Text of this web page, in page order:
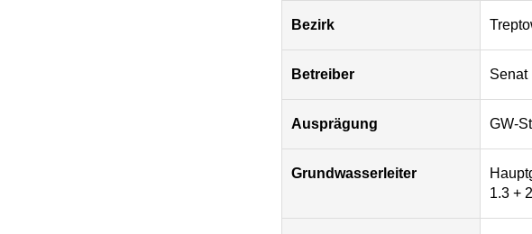
Bezirk
Betreiber Senat
Ausprägung GW-
Grundwasserleiter
1.3 +